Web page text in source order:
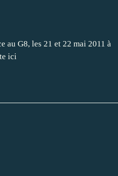
au G8, les 21 et 22 mai 2011 à
ici